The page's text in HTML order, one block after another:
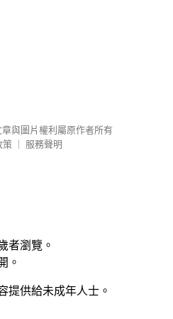
章與圖片權利屬原作者所有
策
服務聲明
者瀏覽。
。
提供給未成年人士。